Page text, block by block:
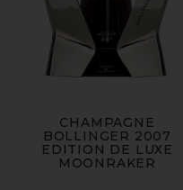
CHAMPAGNE
BOLLINGER 2007
EDITION DE LUXE
MOONRAKER